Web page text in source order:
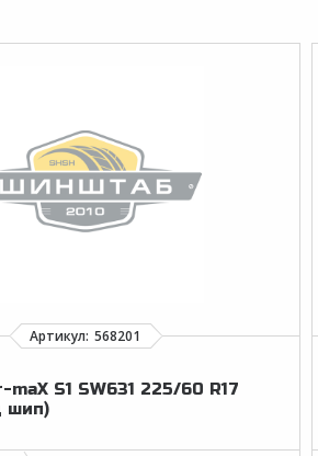
S1 SW631 225/60 R17
шип)